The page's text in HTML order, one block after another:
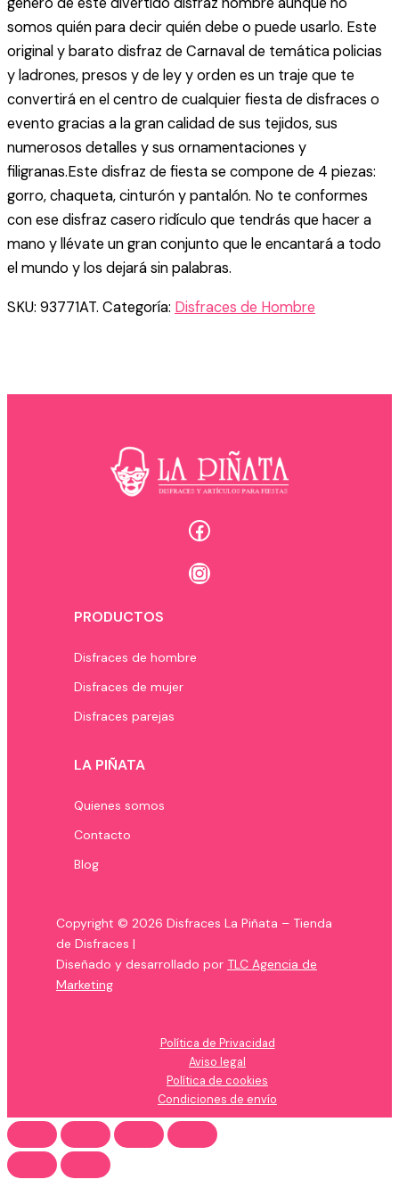
somos quién para decir quién debe o puede usarlo. Este
original y barato disfraz de Carnaval de temática policias
y ladrones, presos y de ley y orden es un traje que te
convertirá en el centro de cualquier fiesta de disfraces o
evento gracias a la gran calidad de sus tejidos, sus
numerosos detalles y sus ornamentaciones y
filigranas.Este disfraz de fiesta se compone de 4 piezas:
gorro, chaqueta, cinturón y pantalón. No te conformes
con ese disfraz casero ridículo que tendrás que hacer a
mano y llévate un gran conjunto que le encantará a todo
el mundo y los dejará sin palabras.
SKU: 93771AT. Categoría: Disfraces de Hombre
Facebook
Instagram
PRODUCTOS
Disfraces de hombre
Disfraces de mujer
Disfraces parejas
LA PIÑATA
Quienes somos
Contacto
Blog
Copyright © 2026 Disfraces La Piñata – Tienda
de Disfraces |
Diseñado y desarrollado por TLC Agencia de
Marketing
Política de Privacidad
Aviso legal
Política de cookies
Condiciones de envío